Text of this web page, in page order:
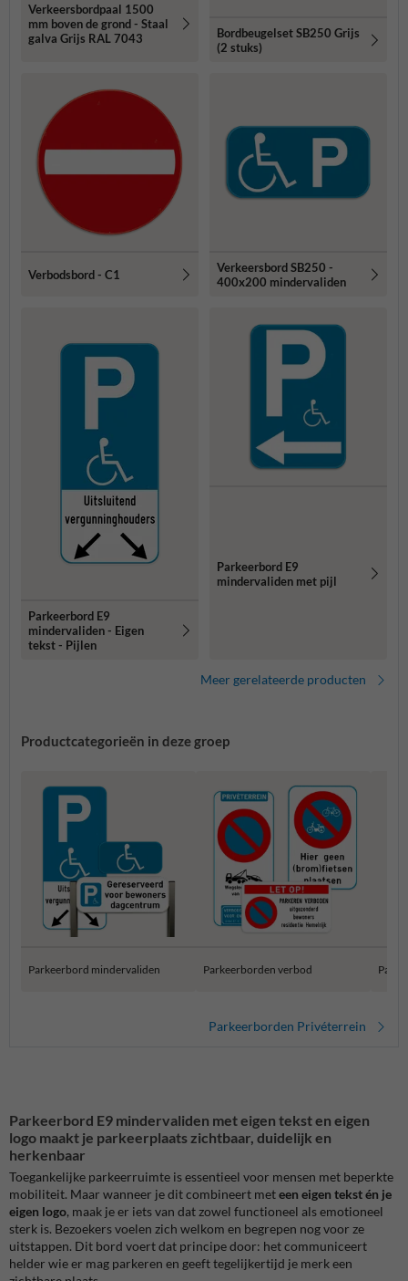
Verkeersbordpaal 1500
mm boven de grond - Staal
galva Grijs RAL 7043
Bordbeugelset SB250 Grijs
(2 stuks)
Verbodsbord - C1
Verkeersbord SB250 -
400x200 mindervaliden
Parkeerbord E9
mindervaliden - Eigen
tekst - Pijlen
Parkeerbord E9
mindervaliden met pijl
Meer gerelateerde producten
Productcategorieën in deze groep
Parkeerbord mindervaliden Parkeerborden verbod
Parkeerborden Privéterrein
Parkeerbord E9 mindervaliden met eigen tekst en eigen
logo maakt je parkeerplaats zichtbaar, duidelijk en
herkenbaar
Toegankelijke parkeerruimte is essentieel voor mensen met beperkte
mobiliteit. Maar wanneer je dit combineert meteen eigen tekst én je
eigen logo, maak je er iets van dat zowel functioneel als emotioneel
sterk is. Bezoekers voelen zich welkom en begrepen nog voor ze
uitstappen. Dit bord voert dat principe door: het communiceert
helder wie er mag parkeren en geeft tegelijkertijd je merk een